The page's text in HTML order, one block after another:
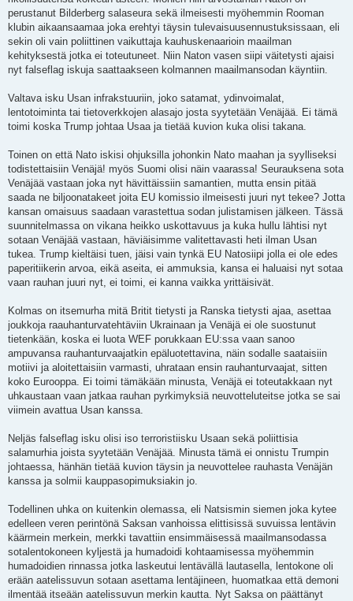
perustanut Bilderberg salaseura sekä ilmeisesti myöhemmin Rooman
klubin aikaansaamaa joka erehtyi täysin tulevaisuusennustuksissaan, eli
sekin oli vain poliittinen vaikuttaja kauhuskenaarioin maailman
kehityksestä jotka ei toteutuneet. Niin Naton vasen siipi väitetysti ajaisi
nyt falseflag iskuja saattaakseen kolmannen maailmansodan käyntiin.
Valtava isku Usan infrakstuuriin, joko satamat, ydinvoimalat,
lentotoiminta tai tietoverkkojen alasajo josta syytetään Venäjää. Ei tämä
toimi koska Trump johtaa Usaa ja tietää kuvion kuka olisi takana.
Toinen on että Nato iskisi ohjuksilla johonkin Nato maahan ja syylliseksi
todistettaisiin Venäjä! myös Suomi olisi näin vaarassa! Seurauksena sota
Venäjää vastaan joka nyt hävittäissiin samantien, mutta ensin pitää
saada ne biljoonatakeet joita EU komissio ilmeisesti juuri nyt tekee? Jotta
kansan omaisuus saadaan varastettua sodan julistamisen jälkeen. Tässä
suunnitelmassa on vikana heikko uskottavuus ja kuka hullu lähtisi nyt
sotaan Venäjää vastaan, häviäisimme valitettavasti heti ilman Usan
tukea. Trump kieltäisi tuen, jäisi vain tynkä EU Natosiipi jolla ei ole edes
paperitiikerin arvoa, eikä aseita, ei ammuksia, kansa ei haluaisi nyt sotaa
vaan rauhan juuri nyt, ei toimi, ei kanna vaikka yrittäisivät.
Kolmas on itsemurha mitä Britit tietysti ja Ranska tietysti ajaa, asettaa
joukkoja raauhanturvatehtäviin Ukrainaan ja Venäjä ei ole suostunut
tietenkään, koska ei luota WEF porukkaan EU:ssa vaan sanoo
ampuvansa rauhanturvaajatkin epäluotettavina, näin sodalle saataisiin
motiivi ja aloitettaisiin varmasti, uhrataan ensin rauhanturvaajat, sitten
koko Eurooppa. Ei toimi tämäkään minusta, Venäjä ei toteutakkaan nyt
uhkaustaan vaan jatkaa rauhan pyrkimyksiä neuvotteluteitse jotka se sai
viimein avattua Usan kanssa.
Neljäs falseflag isku olisi iso terroristiisku Usaan sekä poliittisia
salamurhia joista syytetään Venäjää. Minusta tämä ei onnistu Trumpin
johtaessa, hänhän tietää kuvion täysin ja neuvottelee rauhasta Venäjän
kanssa ja solmii kauppasopimuksiakin jo.
Todellinen uhka on kuitenkin olemassa, eli Natsismin siemen joka kytee
edelleen veren perintönä Saksan vanhoissa elittisissä suvuissa lentävin
käärmein merkein, merkki tavattiin ensimmäisessä maailmansodassa
sotalentokoneen kyljestä ja humadoidi kohtaamisessa myöhemmin
humadoidien rinnassa jotka laskeutui lentävällä lautasella, lentokone oli
erään aatelissuvun sotaan asettama lentäjineen, huomatkaa että demoni
ilmentää itseään aatelissuvun merkin kautta. Nyt Saksa on päättänyt